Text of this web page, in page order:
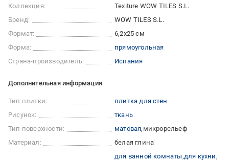
Коллекция:
Texiture WOW TILES S.L.
Бренд:
WOW TILES S.L.
Формат:
6,2x25 см
Форма:
прямоугольная
Страна-производитель:
Испания
Дополнительная информация
Тип плитки:
плитка для стен
Рисунок:
ткань
Тип поверхности:
матовая микрорельеф
Материал:
белая глина
для ванной комнаты для кухни